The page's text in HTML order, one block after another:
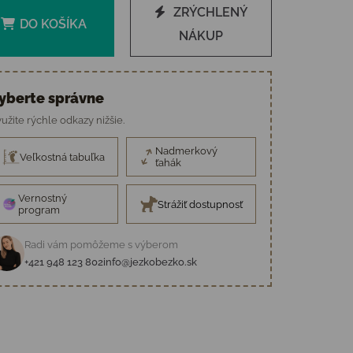
DO KOŠÍKA
ZRÝCHLENÝ
NÁKUP
správne
rýchle odkazy nižšie.
Veľkostná tabuľka
Nadmerkový
ťahák
Vernostný
program
Strážiť dostupnosť
Radi vám pomôžeme s výberom
+421 948 123 802info@jezkobezko.sk